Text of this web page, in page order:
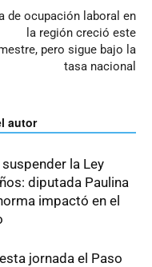
de ocupación laboral en
la región creció este
pero sigue bajo la
tasa nacional
autor
la Ley
diputada Paulina
impactó en el
jornada el Paso